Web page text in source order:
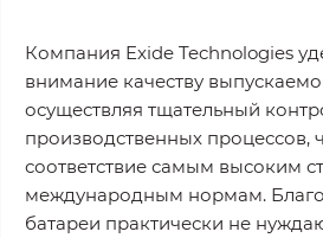
Компания Exide Technologies
внимание качеству
осуществляя тщательный
производственных процессов,
соответствие самым высоким
международным нормам.
батареи практически не